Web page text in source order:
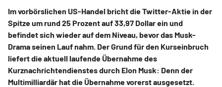
Im vorbörslichen US-Handel bricht die Twitter-Aktie in der
Spitze um rund 25 Prozent auf 33,97 Dollar ein und
befindet sich wieder auf dem Niveau, bevor das Musk-
Drama seinen Lauf nahm. Der Grund für den Kurseinbruch
liefert die aktuell laufende Übernahme des
Kurznachrichtendienstes durch Elon Musk: Denn der
Multimilliardär hat die Übernahme vorerst ausgesetzt.